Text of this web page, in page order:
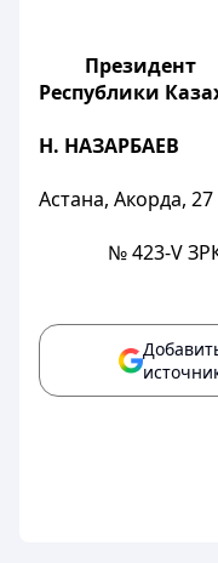
Президент
Республики
Н. НАЗАРБАЕВ
Астана, Акорда,
№ 423-V